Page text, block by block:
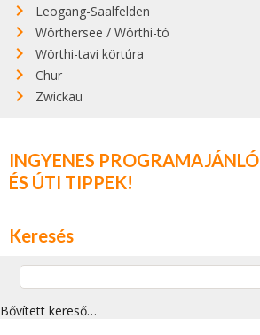
Leogang-Saalfelden
Wörthersee / Wörthi-tó
Wörthi-tavi körtúra
Chur
Zwickau
INGYENES PROGRAMAJÁNLÓ
ÉS ÚTI TIPPEK!
Keresés
Bővített kereső…